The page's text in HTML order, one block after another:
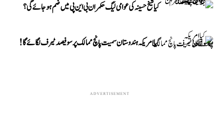
کیا شیخ حسینہ کی عوامی لیگ حکمران بی این پی میں ضم ہو جائے گی؟
کیا امریکہ ہندوستان سمیت پانچ ممالک پر سو فیصد ٹیرف لگائے گا!
ADVERTISEMENT